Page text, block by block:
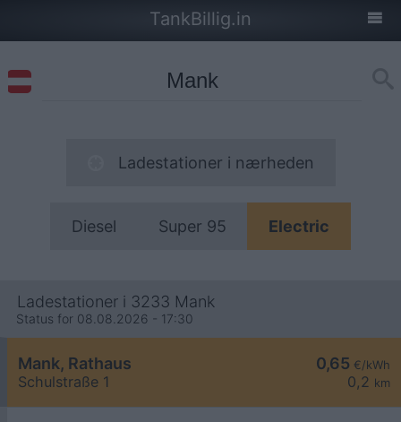
TankBillig.in
Ladestationer i nærheden
Diesel Super 95 Electric
Ladestationer i 3233 Mank
Status for 08.08.2026 - 17:30
0,65 €/kWh
0,2 km
Mank, Rathaus
Schulstraße 1